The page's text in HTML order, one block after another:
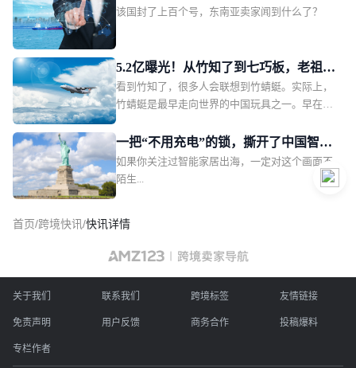
本土号暴雷
该国封了上百个号，东南亚卖家闻到什么了？
5.2亿曝光！从竹知了到七巧板，老祖宗
的玩具凭什么横扫北美大牌
看到竹知了，很多人会联想到竹蜻蜓。实际上，
竹蜻蜓是最早走向世界的中国玩具之一。早在晋
入欧洲，被西方人称作中国陀螺。漂洋过海的东
方智慧15至18世纪，竹蜻蜓在欧洲贵族孩童间广
为流行；时至今日，浙江安吉、义乌的工厂生产
锁，又称孔明锁，代表了东方木工智慧的巅峰。
销欧美，被视作中国传统工艺的经典符号。而在
所有中国古代益智玩具中，出海最成功、影响力
最深远的当属七巧板——西方人给了起它一个充
满诗意的名字：唐图（Tangram）。七巧板的源
一把“不用充电”的锁，撕开了中国智能
门锁出海的新切口
如果你关注过智能家居出海，一定对这个画面不
陌生...
首页/跨境快讯/快讯详情
关于我们 联系我们 跨境标签 友情链接
免责声明 用户反馈 商务合作 投稿爆料
专栏作者